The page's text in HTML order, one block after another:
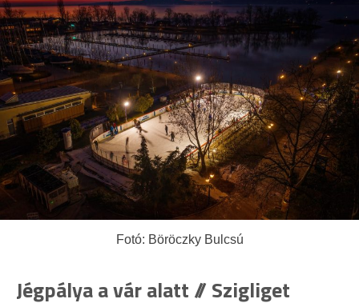
Fotó: Böröczky Bulcsú
Jégpálya a vár alatt // Szigliget